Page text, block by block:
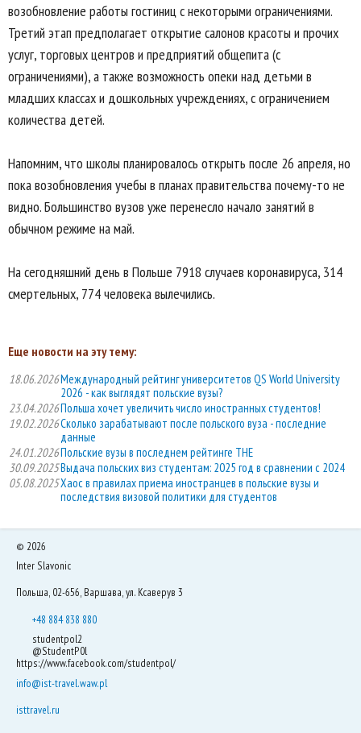
возобновление работы гостиниц с некоторыми ограничениями.
Третий этап предполагает открытие салонов красоты и прочих
услуг, торговых центров и предприятий общепита (с
ограничениями), а также возможность опеки над детьми в
младших классах и дошкольных учреждениях, с ограничением
количества детей.
Напомним, что школы планировалось открыть после 26 апреля, но
пока возобновления учебы в планах правительства почему-то не
видно. Большинство вузов уже перенесло начало занятий в
обычном режиме на май.
На сегодняшний день в Польше 7918 случаев коронавируса, 314
смертельных, 774 человека вылечились.
Еще новости на эту тему:
18.06.2026Международный рейтинг университетов QS World University
2026 - как выглядят польские вузы?
23.04.2026Польша хочет увеличить число иностранных студентов!
19.02.2026Сколько зарабатывают после польского вуза - последние
данные
24.01.2026Польские вузы в последнем рейтинге THE
30.09.2025Выдача польских виз студентам: 2025 год в сравнении с 2024
05.08.2025Хаос в правилах приема иностранцев в польские вузы и
последствия визовой политики для студентов
© 2026
Inter Slavonic
Польша, 02-656, Варшава, ул. Ксаверув 3
+48 884 838 880
studentpol2
@StudentP0l
https://www.facebook.com/studentpol/
info@ist-travel.waw.pl
isttravel.ru